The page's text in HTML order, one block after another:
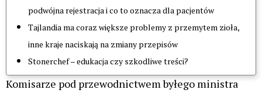
podwójna rejestracja i co to oznacza dla pacjentów
Tajlandia ma coraz większe problemy z przemytem zioła,
inne kraje naciskają na zmiany przepisów
Stonerchef – edukacja czy szkodliwe treści?
Komisarze pod przewodnictwem byłego ministra